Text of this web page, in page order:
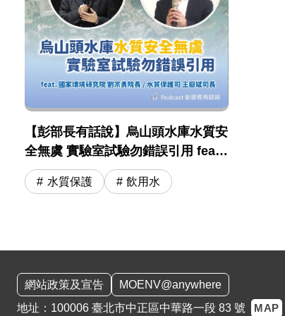
【彭部長有話說】烏山頭水庫水質安
全無虞 實驗室試驗勿錯誤引用 feat .
國環院 劉宗勇院長 / 水保司 王嶽斌
司長
水質保護 飲用水
網站政策及宣告
MOENV@anywhere
地址：100006 臺北市中正區中華路一段 83 號
MAP